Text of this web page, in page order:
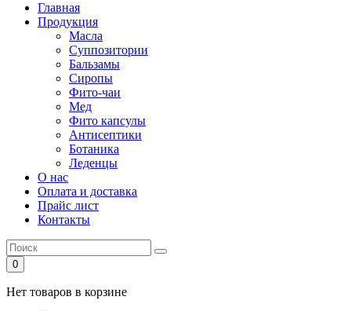
Главная
Продукция
Масла
Суппозитории
Бальзамы
Сиропы
Фито-чаи
Мед
Фито капсулы
Антисептики
Ботаника
Леденцы
О нас
Оплата и доставка
Прайс лист
Контакты
0
Нет товаров в корзине